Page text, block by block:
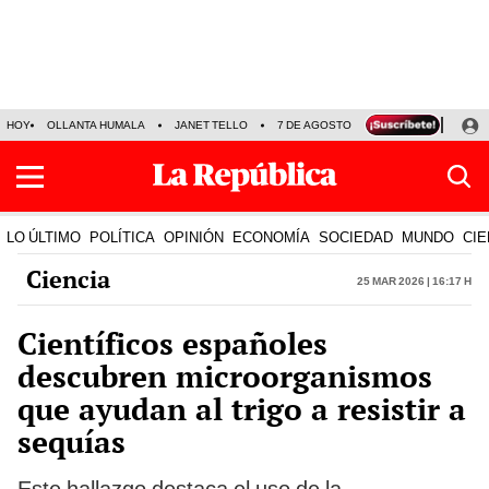
HOY OLLANTA HUMALA JANET TELLO 7 DE AGOSTO TINKA RESULTADOS
LO ÚLTIMO POLÍTICA OPINIÓN ECONOMÍA SOCIEDAD MUNDO
Ciencia 25 Mar 2026 | 16:17 h
Científicos españoles
descubren microorganismos
que ayudan al trigo a resistir a
sequías